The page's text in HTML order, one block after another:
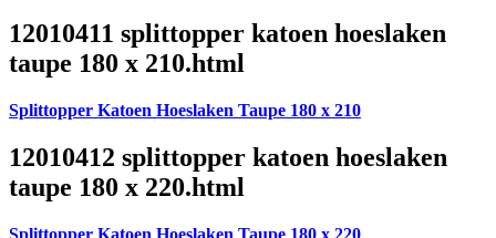
12010411 splittopper katoen hoeslaken
taupe 180 x 210.html
Splittopper Katoen Hoeslaken Taupe 180 x 210
12010412 splittopper katoen hoeslaken
taupe 180 x 220.html